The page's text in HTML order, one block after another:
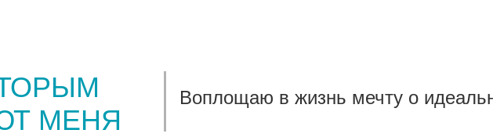
МЕНЯ
Воплощаю в жизнь мечту о